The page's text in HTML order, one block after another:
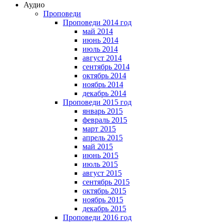
Аудио
Проповеди
Проповеди 2014 год
май 2014
июнь 2014
июль 2014
август 2014
сентябрь 2014
октябрь 2014
ноябрь 2014
декабрь 2014
Проповеди 2015 год
январь 2015
февраль 2015
март 2015
апрель 2015
май 2015
июнь 2015
июль 2015
август 2015
сентябрь 2015
октябрь 2015
ноябрь 2015
декабрь 2015
Проповеди 2016 год